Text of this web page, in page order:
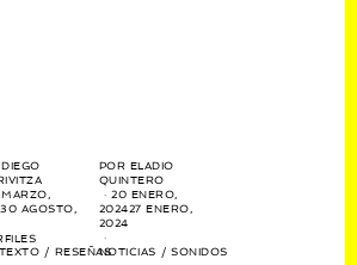
DIEGO
30 AGOSTO,
/ RESEÑAS
POR ELADIO
QUINTERO
20 ENERO,
202427 ENERO,
2024
NOTICIAS / SONIDOS